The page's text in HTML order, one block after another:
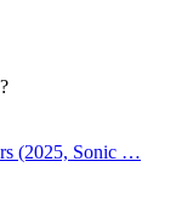
(2025, Sonic …